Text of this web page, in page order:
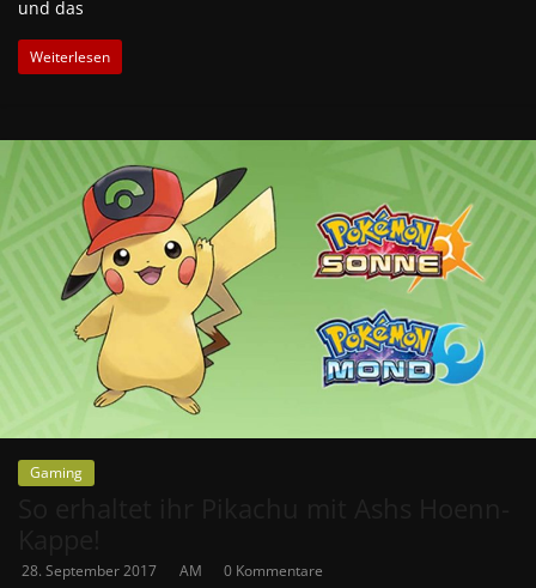
und das
Weiterlesen
Gaming
28. September 2017 AM 0 Kommentare